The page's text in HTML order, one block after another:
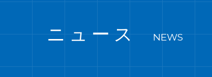
ニュース NEWS